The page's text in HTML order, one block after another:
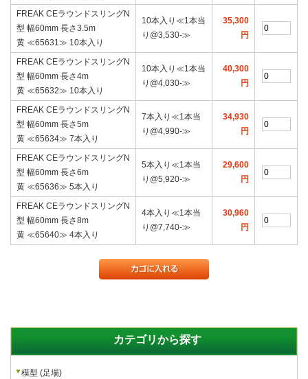
FREAK CEラウンドスリングN
型 幅60mm 長さ3.5m
黄 ≪65631≫ 10本入り
10本入り≪1本当
り@3,530‐≫
35,300
円
FREAK CEラウンドスリングN
型 幅60mm 長さ4m
黄 ≪65632≫ 10本入り
10本入り≪1本当
り@4,030‐≫
40,300
円
FREAK CEラウンドスリングN
型 幅60mm 長さ5m
黄 ≪65634≫ 7本入り
7本入り≪1本当
り@4,990‐≫
34,930
円
FREAK CEラウンドスリングN
型 幅60mm 長さ6m
黄 ≪65636≫ 5本入り
5本入り≪1本当
り@5,920‐≫
29,600
円
FREAK CEラウンドスリングN
型 幅60mm 長さ8m
黄 ≪65640≫ 4本入り
4本入り≪1本当
り@7,740‐≫
30,960
円
カテゴリから探す
模型 (足場)